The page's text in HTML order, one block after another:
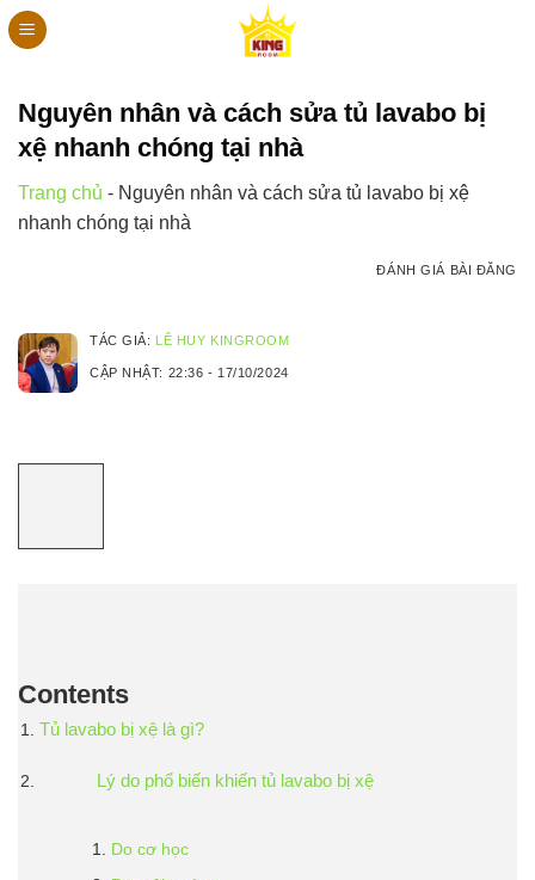
Bỏ
qua
dungNguyên nhân và cách sửa tủ lavabo bị
xệ nhanh chóng tại nhà
Trang chủ - Nguyên nhân và cách sửa tủ lavabo bị xệ
nhanh chóng tại nhà
TÁC GIẢ: LÊ HUY KINGROOM
CẬP NHẬT: 22:36 - 17/10/2024
ĐÁNH GIÁ BÀI ĐĂNG
Contents
Tủ lavabo bị xệ là gì?
Lý do phổ biến khiến tủ lavabo bị xệ
Do cơ học